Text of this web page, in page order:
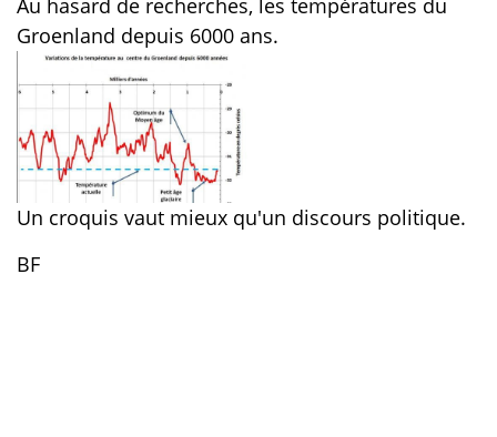
Groenland depuis 6000 ans.
Un croquis vaut mieux qu'un discours politique.
BF